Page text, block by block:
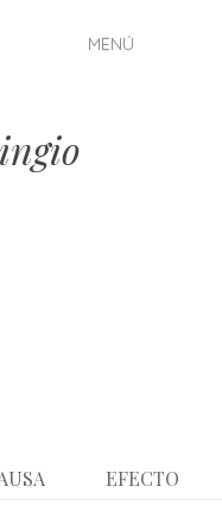
MENÚ
EFECTO